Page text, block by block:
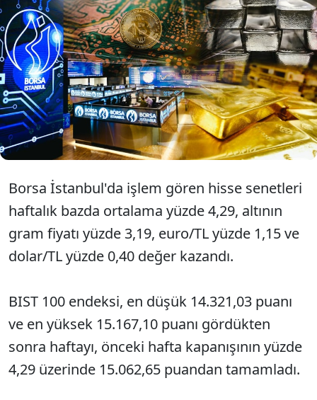
BIST 100 endeksi haftayı yüzde 4,29 primle
kapatarak yatırımcısına en yüksek getiriyi
sağladı. Altın fiyatlarındaki güçlü yükseliş
dikkat çekerken, dolar ve avro da haftayı
artıda tamamladı.
Borsa İstanbul'da işlem gören hisse senetleri
haftalık bazda ortalama yüzde 4,29, altının
gram fiyatı yüzde 3,19, euro/TL yüzde 1,15 ve
dolar/TL yüzde 0,40 değer kazandı.
BIST 100 endeksi, en düşük 14.321,03 puanı
ve en yüksek 15.167,10 puanı gördükten
sonra haftayı, önceki hafta kapanışının yüzde
4,29 üzerinde 15.062,65 puandan tamamladı.